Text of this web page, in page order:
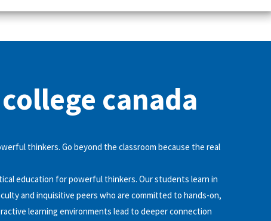
canada
thinkers. Go beyond the classroom because the real
education for powerful thinkers. Our students learn in
and inquisitive peers who are committed to hands-on,
learning environments lead to deeper connection